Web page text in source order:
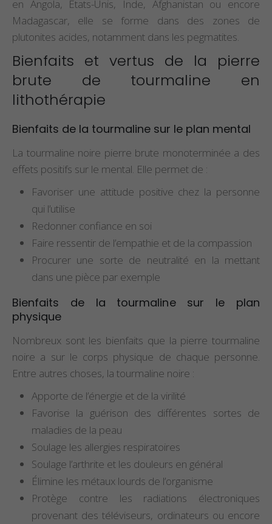
en Angola, États-Unis, Inde, Afghanistan ou encore
Madagascar, elle se forme dans des zones de
plutonites acides, notamment dans les pegmatites.
Bienfaits et vertus de la pierre
brute de tourmaline en
lithothérapie
Bienfaits de la tourmaline sur le plan mental
La tourmaline noire pierre brute monoterminée a des
effets positifs sur le mental. Elle permet de :
Favoriser une attitude positive chez la personne
qui l’utilise
Redonner confiance en soi
Faire ressentir de l’empathie et de la compassion
Procurer une sorte de neutralité en la mettant
dans une pièce par exemple
Bienfaits de la tourmaline sur le plan
physique
Nombreux sont les bienfaits que la pierre tourmaline
noire a sur le corps physique de chaque personne.
Entre autres choses, la tourmaline noire :
Apporte de l’énergie et de la virilité
Favorise la guérison des différentes sortes de
maladies de la peau
Soulage les allergies respiratoires
Soulage l’arthrite et les douleurs en général
Élimine les métaux lourds de l’organisme
Protège contre les radiations électroniques
provenant des téléviseurs, ordinateurs ou encore